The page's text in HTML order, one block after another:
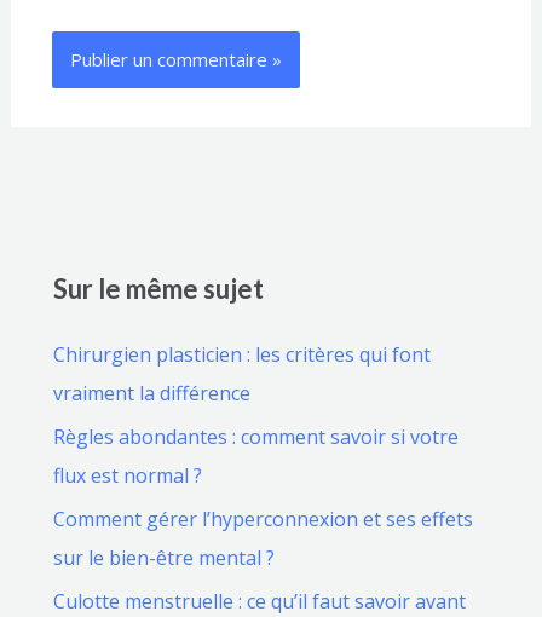
Sur le même sujet
Chirurgien plasticien : les critères qui font
vraiment la différence
Règles abondantes : comment savoir si votre
flux est normal ?
Comment gérer l’hyperconnexion et ses effets
sur le bien-être mental ?
Culotte menstruelle : ce qu’il faut savoir avant